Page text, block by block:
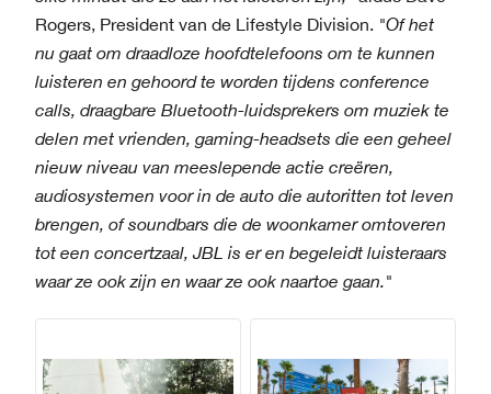
Rogers, President van de Lifestyle Division. "Of het
nu gaat om draadloze hoofdtelefoons om te kunnen
luisteren en gehoord te worden tijdens conference
calls, draagbare Bluetooth-luidsprekers om muziek te
delen met vrienden, gaming-headsets die een geheel
nieuw niveau van meeslepende actie creëren,
audiosystemen voor in de auto die autoritten tot leven
brengen, of soundbars die de woonkamer omtoveren
tot een concertzaal, JBL is er en begeleidt luisteraars
waar ze ook zijn en waar ze ook naartoe gaan."